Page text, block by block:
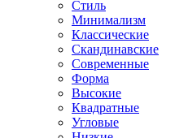
Стиль
Минимализм
Классические
Скандинавские
Современные
Форма
Высокие
Квадратные
Угловые